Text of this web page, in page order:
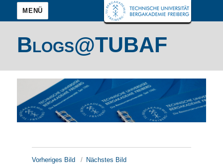
MENÜ
Blogs@TUBAF
Vorheriges Bild Nächstes Bild